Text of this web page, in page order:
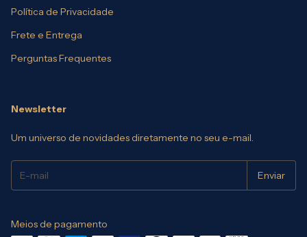
Política de Privacidade
Frete e Entrega
Perguntas Frequentes
Newsletter
Um universo de novidades diretamente no seu e-mail.
Meios de pagamento